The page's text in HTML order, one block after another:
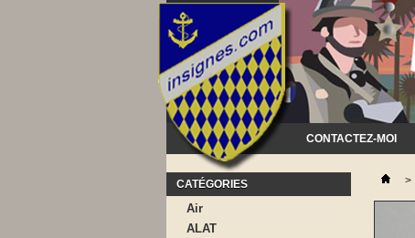
CONTACTEZ-MOI
CATÉGORIES
Air
ALAT
>